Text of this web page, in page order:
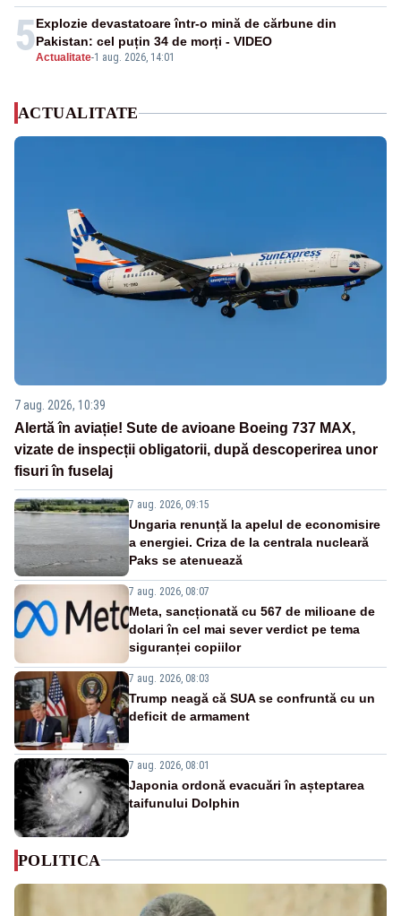
5Actualitate-1 aug. 2026, 14:01
Explozie devastatoare într-o mină de cărbune din
Pakistan: cel puțin 34 de morți - VIDEO
ACTUALITATE
7 aug. 2026, 10:39
Alertă în aviație! Sute de avioane Boeing 737 MAX,
vizate de inspecții obligatorii, după descoperirea unor
fisuri în fuselaj
7 aug. 2026, 09:15
Ungaria renunță la apelul de economisire
a energiei. Criza de la centrala nucleară
Paks se atenuează
7 aug. 2026, 08:07
Meta, sancționată cu 567 de milioane de
dolari în cel mai sever verdict pe tema
siguranței copiilor
7 aug. 2026, 08:03
Trump neagă că SUA se confruntă cu un
deficit de armament
7 aug. 2026, 08:01
Japonia ordonă evacuări în așteptarea
taifunului Dolphin
POLITICA